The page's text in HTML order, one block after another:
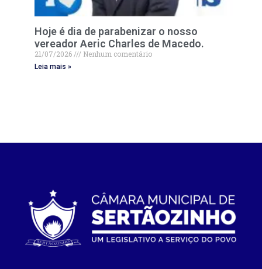
Hoje é dia de parabenizar o nosso
vereador Aeric Charles de Macedo.
21/07/2026 Nenhum comentário
Leia mais »